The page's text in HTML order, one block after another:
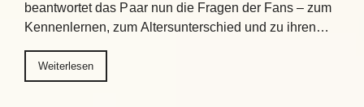
beantwortet das Paar nun die Fragen der Fans – zum
Kennenlernen, zum Altersunterschied und zu ihren…
Weiterlesen